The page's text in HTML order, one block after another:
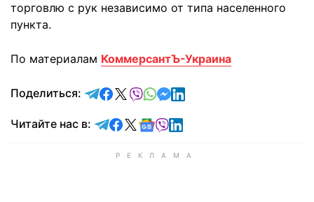
торговлю с рук независимо от типа населенного
пункта.
По материалам КоммерсантЪ-Украина
Поделиться: отправить в Telegram
поделиться в Facebook
поделиться в X
отправить в Viber
отправить в Whatsapp
отправить в Messenger
отправить в LinkedIn
Читайте нас в: Читайте в Telegram
Читайте в Facebook
Читайте в X
Читайте в Google news
Читайте в Viber
Читайте в LinkedIn